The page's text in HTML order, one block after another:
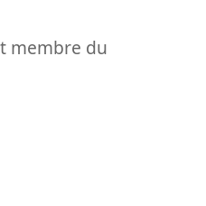
membre du